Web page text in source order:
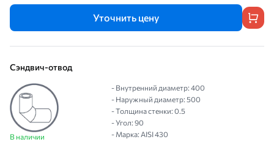
Уточнить цену
Сэндвич-отвод
В наличии
- Внутренний диаметр: 400
- Наружный диаметр: 500
- Толщина стенки: 0.5
- Угол: 90
- Марка: AISI 430